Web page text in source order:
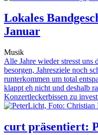
Lokales
Januar
Musik
Alle Jahre wieder stresst uns
besorgen, Jahresziele noch
runterkommen um total
klappt eh nicht und deshalb
Konzertleckerbissen zu
curt präsentiert: